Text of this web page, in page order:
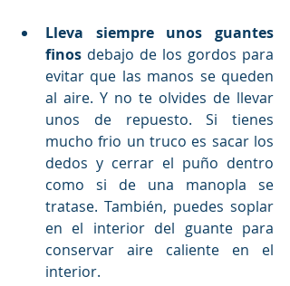
Lleva siempre unos guantes
finos debajo de los gordos para
evitar que las manos se queden
al aire. Y no te olvides de llevar
unos de repuesto. Si tienes
mucho frio un truco es sacar los
dedos y cerrar el puño dentro
como si de una manopla se
tratase. También, puedes soplar
en el interior del guante para
conservar aire caliente en el
interior.